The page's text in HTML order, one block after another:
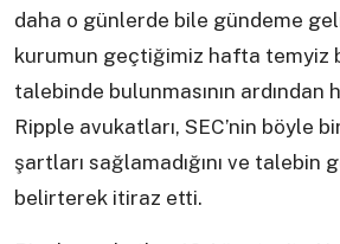
daha o günlerde bile gündeme
kurumun geçtiğimiz hafta temyiz
talebinde bulunmasının ardından
Ripple avukatları, SEC’nin böyle
şartları sağlamadığını ve talebin
belirterek itiraz etti.